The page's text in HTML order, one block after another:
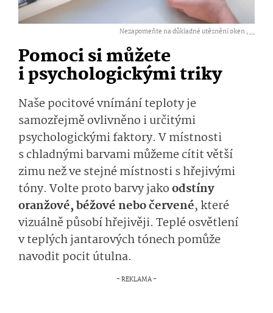
Nezapomeňte na důkladné utěsnění oken ,...
Pomoci si můžete
i psychologickými triky
Naše pocitové vnímání teploty je
samozřejmě ovlivněno i určitými
psychologickými faktory. V místnosti
s chladnými barvami můžeme cítit větší
zimu než ve stejné místnosti s hřejivými
tóny. Volte proto barvy jakoodstíny
oranžové, béžové nebo červené, které
vizuálně působí hřejivěji. Teplé osvětlení
v teplých jantarových tónech pomůže
navodit pocit útulna.